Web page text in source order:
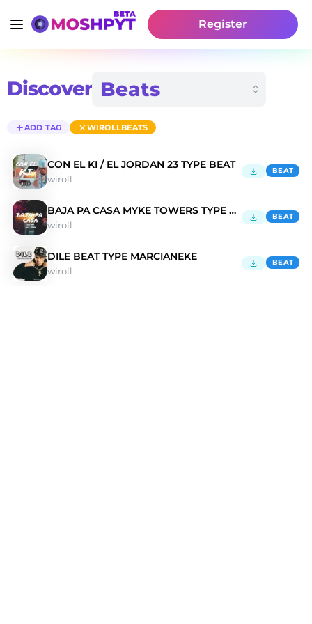
Register
Discover
ADD TAG WIROLLBEATS
CON EL KI / EL JORDAN 23 TYPE BEAT
wiroll
BEAT
BAJA PA CASA MYKE TOWERS TYPE BEAT
wiroll
BEAT
DILE BEAT TYPE MARCIANEKE
wiroll
BEAT